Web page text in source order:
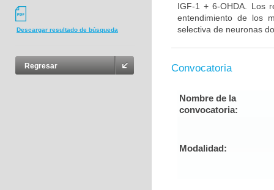
Descargar resultado de búsqueda
Regresar
IGF-1 + 6-OHDA. Los
entendimiento de los
selectiva de neuronas
Convocatoria
Nombre de la
convocatoria:
Modalidad: